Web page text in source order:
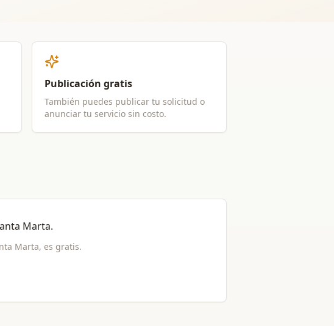
Publicación gratis
También puedes publicar tu solicitud o
anunciar tu servicio sin costo.
Marta.
Marta, es gratis.